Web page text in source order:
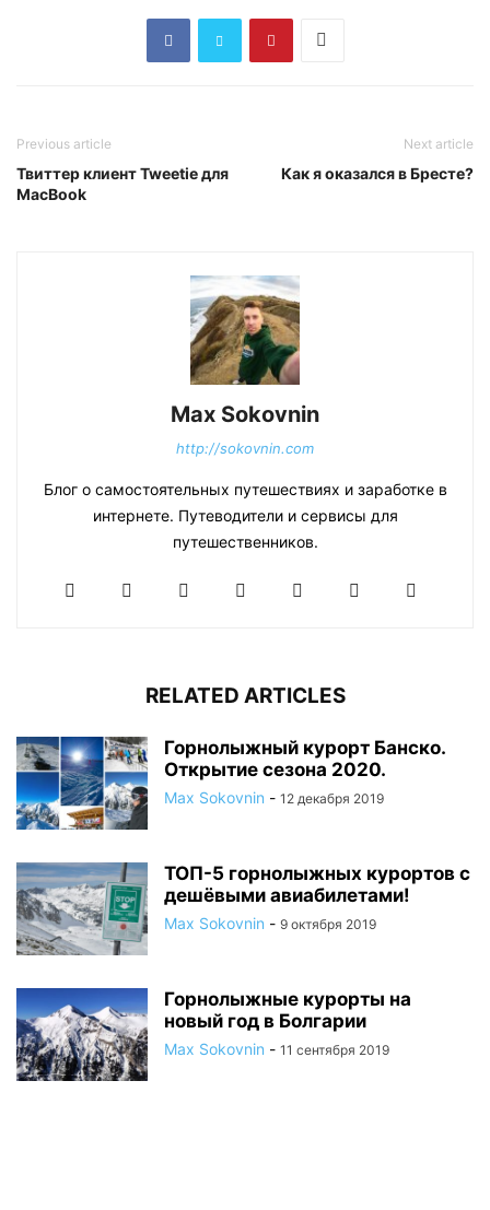
Previous article
Твиттер клиент Tweetie для
MacBook
Next article
Как я оказался в Бресте?
Max Sokovnin
http://sokovnin.com
Блог о самостоятельных путешествиях и заработке в
интернете. Путеводители и сервисы для
путешественников.
RELATED ARTICLES
Горнолыжный курорт Банско.
Открытие сезона 2020.
Max Sokovnin - 12 декабря 2019
ТОП-5 горнолыжных курортов с
дешёвыми авиабилетами!
Max Sokovnin - 9 октября 2019
Горнолыжные курорты на
новый год в Болгарии
Max Sokovnin - 11 сентября 2019